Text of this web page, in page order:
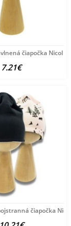
čiapočka Nicol
7.21€
čiapočka